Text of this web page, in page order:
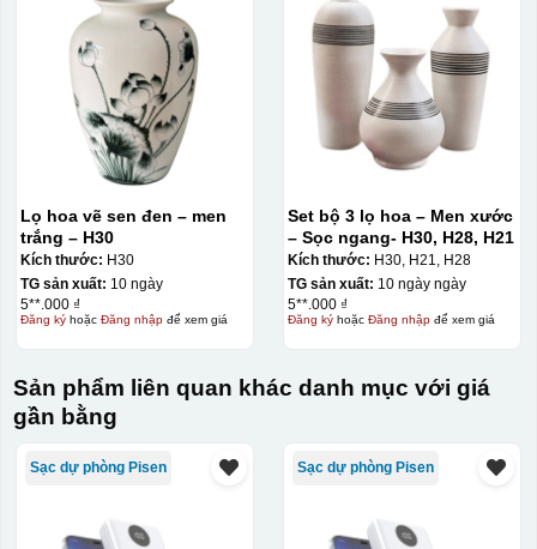
Lọ hoa vẽ sen đen – men
trắng – H30
Kích thước: H30
TG sản xuất: 10 ngày
5**.000 ₫
Đăng kýhoặc Đăng nhậpđể xem giá
Set bộ 3 lọ hoa – Men xước
– Sọc ngang- H30, H28, H21
Kích thước: H30, H21, H28
TG sản xuất: 10 ngày ngày
5**.000 ₫
Đăng kýhoặc Đăng nhậpđể xem giá
Sản phẩm liên quan khác danh mục với giá
gần bằng
Sạc dự phòng Pisen Sạc dự phòng Pisen